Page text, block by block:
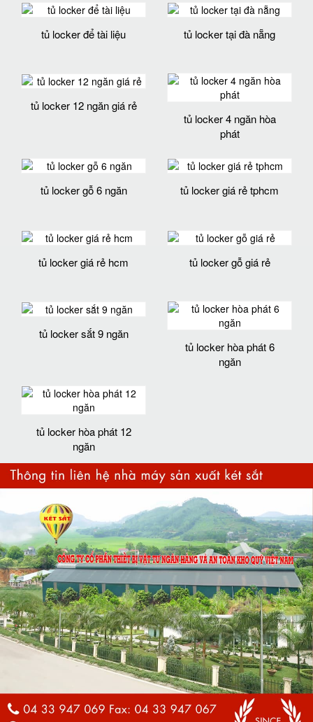
tủ locker để tài liệu tủ locker tại đà nẵng
tủ locker 12 ngăn giá rẻ
tủ locker 4 ngăn hòa
phát
tủ locker gỗ 6 ngăn tủ locker giá rẻ tphcm
tủ locker giá rẻ hcm tủ locker gỗ giá rẻ
tủ locker sắt 9 ngăn
tủ locker hòa phát 6
ngăn
tủ locker hòa phát 12
ngăn